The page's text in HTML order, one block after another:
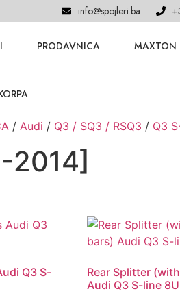
info@spojleri.ba
PRODAVNICA MAXTON
/ Audi / Q3 / SQ3 / RSQ3 / Q3
2014]
Q3 S-
Rear Splitter
Audi Q3 S-line 8U